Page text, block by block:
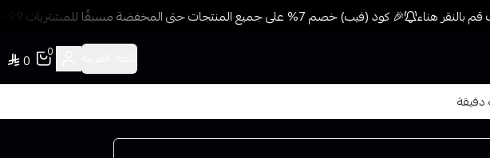
بالنقر هناء 🎉 كود (فيب) خصم 7% على جميع المنتجات حتى المخفضة مسبقًا للمشتريات 499 ريال + شحن وتوصيل مجاني
0
0